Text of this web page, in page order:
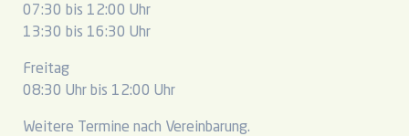
07:30 bis 12:00 Uhr
13:30 bis 16:30 Uhr
Freitag
08:30 Uhr bis 12:00 Uhr
Weitere Termine nach Vereinbarung.